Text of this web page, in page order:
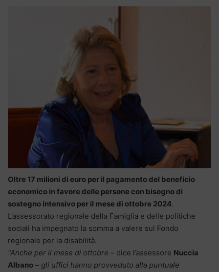
Oltre 17 milioni di euro per il pagamento del beneficio
economico in favore delle persone con bisogno di
sostegno intensivo per il mese di ottobre 2024.
L’assessorato regionale della Famiglia e delle politiche
sociali ha impegnato la somma a valere sul Fondo
regionale per la disabilità.
“Anche per il mese di ottobre – dice l’assessore Nuccia
Albano – gli uffici hanno provveduto alla puntuale